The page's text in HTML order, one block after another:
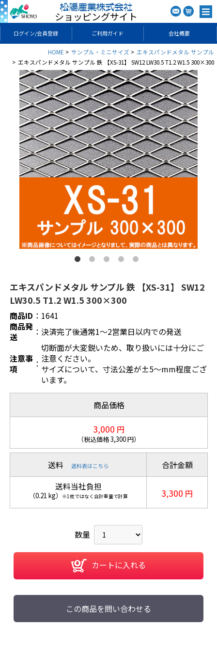
ショッピングサイト
ログイン/会員登録 ご利用ガイド 会社概要
HOME サンプル・ミニサイズ
エキスパンドメタル サンプル
エキスパンドメタル サンプル 鉄 【XS-31】 SW12 LW30.5 T1.2 W1.5 300×300
エキスパンドメタル サンプル 鉄 【XS-31】 SW12
LW30.5 T1.2 W1.5 300×300
商品ID ： 1641
商品発
送
： 決済完了後通常1～2営業日以内での発送
注意事
項
：
切断面が大変鋭いため、取り扱いには十分にご
注意ください。
サイズについて、寸法公差が±5～mm程度ござ
います。
商品価格
3,000 円
（税込価格3,300円）
送料 送料表はこちら
送料当社負担
（0.21 kg） ※1枚ではなく合計重量で計算
合計金額
3,300 円
数量
カートに入れる
この商品を問い合わせる